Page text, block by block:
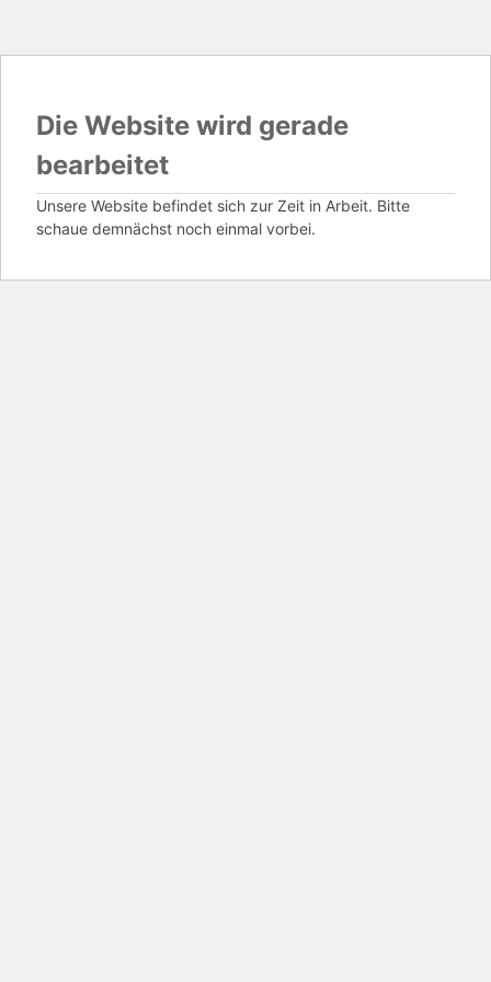
Die Website wird gerade
bearbeitet
Unsere Website befindet sich zur Zeit in Arbeit. Bitte
schaue demnächst noch einmal vorbei.